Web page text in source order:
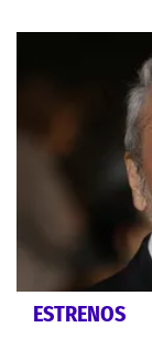
ESTRENOS